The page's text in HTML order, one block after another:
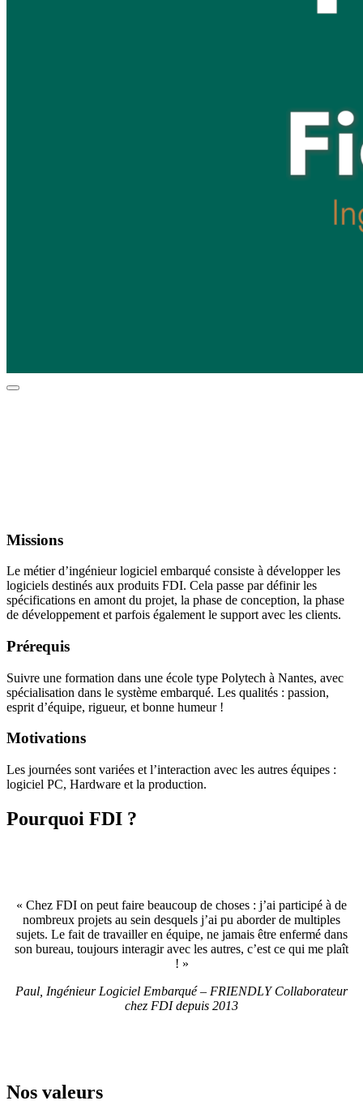
Missions
Le métier d’ingénieur logiciel embarqué consiste à développer les
logiciels destinés aux produits FDI. Cela passe par définir les
spécifications en amont du projet, la phase de conception, la phase
de développement et parfois également le support avec les clients.
Prérequis
Suivre une formation dans une école type Polytech à Nantes, avec
spécialisation dans le système embarqué. Les qualités : passion,
esprit d’équipe, rigueur, et bonne humeur !
Motivations
Les journées sont variées et l’interaction avec les autres équipes :
logiciel PC, Hardware et la production.
Pourquoi FDI ?
« Chez FDI on peut faire beaucoup de choses : j’ai participé à de
nombreux projets au sein desquels j’ai pu aborder de multiples
sujets. Le fait de travailler en équipe, ne jamais être enfermé dans
son bureau, toujours interagir avec les autres, c’est ce qui me plaît
! »
Paul, Ingénieur Logiciel Embarqué – FRIENDLY Collaborateur
chez FDI depuis 2013
Nos valeurs